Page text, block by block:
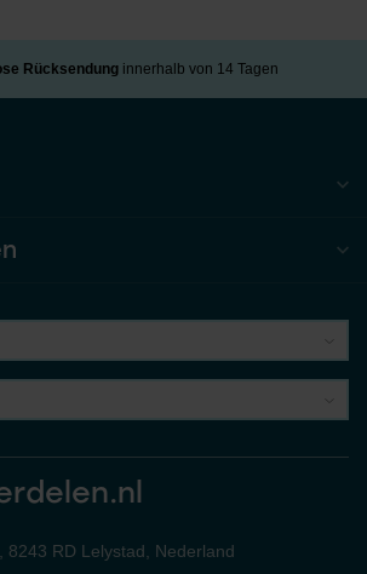
Rücksendung innerhalb von 14 Tagen
8243 RD Lelystad, Nederland